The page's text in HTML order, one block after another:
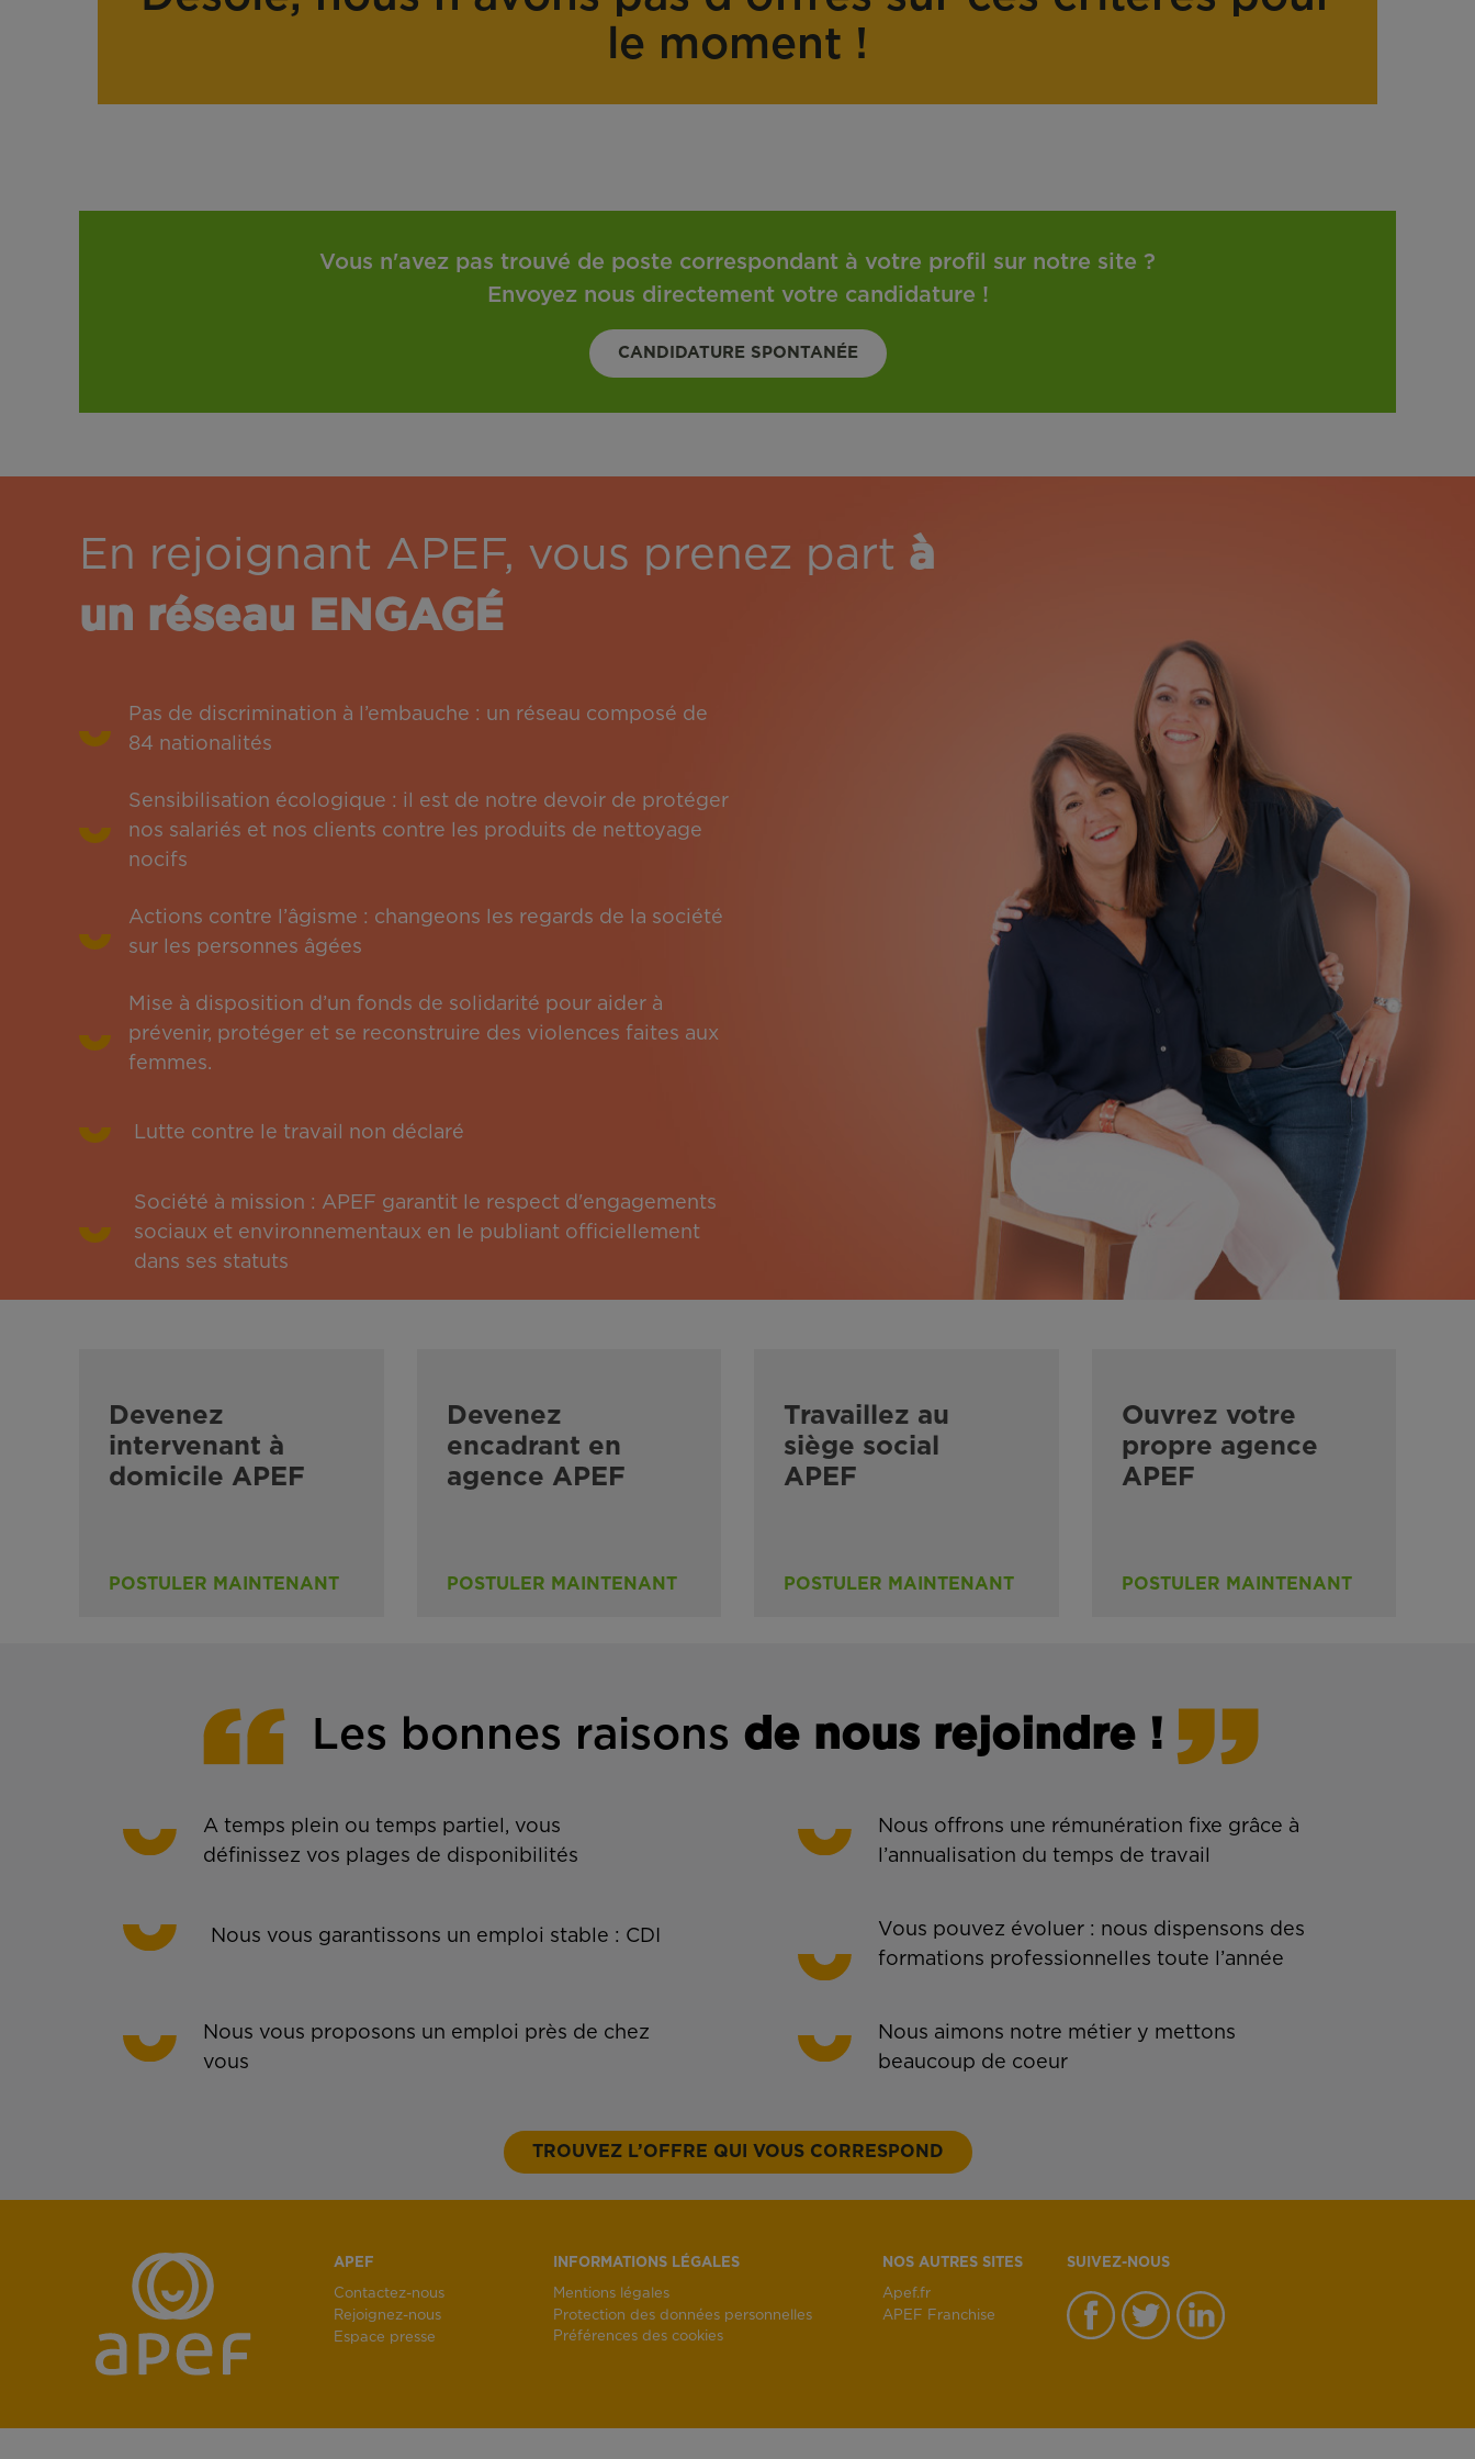
r
le moment !
Vous n'avez pas trouvé de poste correspondant à votre profil sur notre site ?
Envoyez nous directement votre candidature !
CANDIDATURE SPONTANÉE
En rejoignant APEF, vous prenez part à
un réseau ENGAGÉ
Pas de discrimination à l’embauche : un réseau composé de
84 nationalités
Sensibilisation écologique : il est de notre devoir de protéger
nos salariés et nos clients contre les produits de nettoyage
nocifs
Actions contre l’âgisme : changeons les regards de la société
sur les personnes âgées
Mise à disposition d’un fonds de solidarité pour aider à
prévenir, protéger et se reconstruire des violences faites aux
femmes.
Lutte contre le travail non déclaré
Société à mission : APEF garantit le respect d'engagements
sociaux et environnementaux en le publiant officiellement
dans ses statuts
Devenez
intervenant à
domicile APEF
POSTULER MAINTENANT
Devenez
encadrant en
agence APEF
POSTULER MAINTENANT
Travaillez au
siège social
APEF
POSTULER MAINTENANT
Ouvrez votre
propre agence
APEF
POSTULER MAINTENANT
Les bonnes raisons de nous rejoindre !
A temps plein ou temps partiel, vous
définissez vos plages de disponibilités
Nous offrons une rémunération fixe grâce à
l’annualisation du temps de travail
Nous vous garantissons un emploi stable : CDI
Vous pouvez évoluer : nous dispensons des
formations professionnelles toute l’année
Nous vous proposons un emploi près de chez
vous
Nous aimons notre métier y mettons
beaucoup de coeur
TROUVEZ L’OFFRE QUI VOUS CORRESPOND
APEF
Contactez-nous
Rejoignez-nous
Espace presse
INFORMATIONS LÉGALES
Mentions légales
Protection des données personnelles
Préférences des cookies
NOS AUTRES SITES
Apef.fr
APEF Franchise
SUIVEZ-NOUS